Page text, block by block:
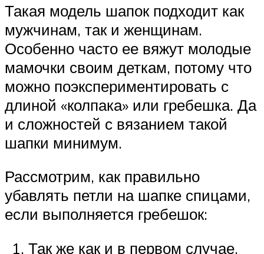
Такая модель шапок подходит как
мужчинам, так и женщинам.
Особенно часто ее вяжут молодые
мамочки своим деткам, потому что
можно поэкспериментировать с
длиной «колпака» или гребешка. Да
и сложностей с вязанием такой
шапки минимум.
Рассмотрим, как правильно
убавлять петли на шапке спицами,
если выполняется гребешок:
Так же как и в первом случае,